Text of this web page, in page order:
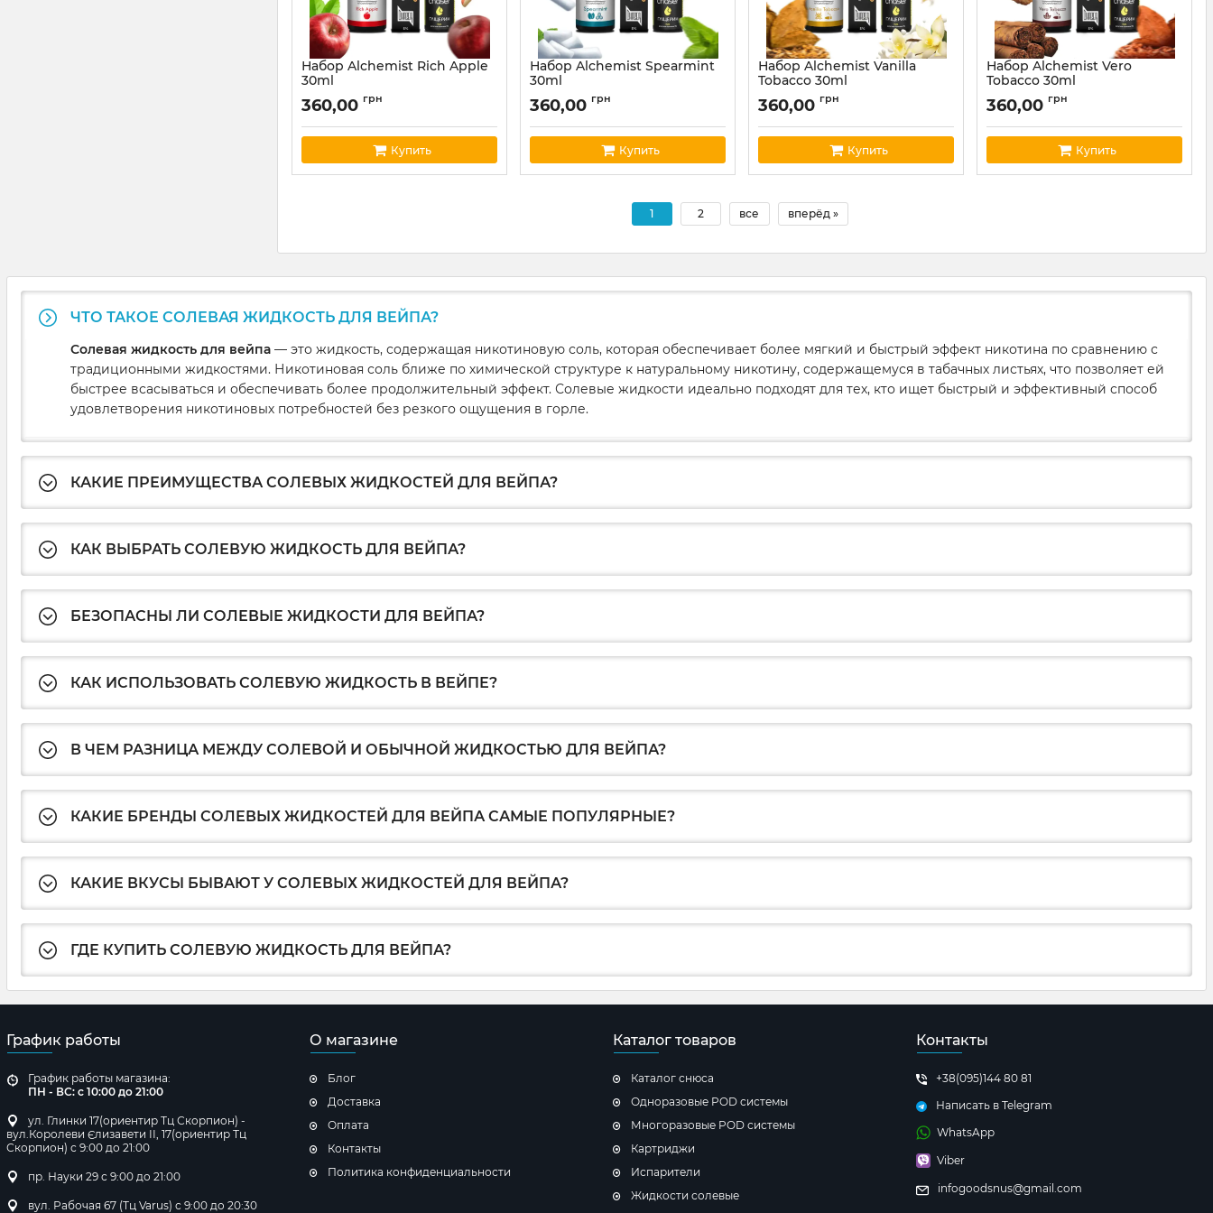
Набор Alchemist Rich Apple
30ml
Артикул:alchemist38
360,00 грн
Купить
Набор Alchemist Spearmint
30ml
Артикул:alchemist37
360,00 грн
Купить
Набор Alchemist Vanilla
Tobacco 30ml
Артикул:alchemist36
360,00 грн
Купить
Набор Alchemist Vero
Tobacco 30ml
Артикул:alchemist35
360,00 грн
Купить
1 2 все вперёд »
ЧТО ТАКОЕ СОЛЕВАЯ ЖИДКОСТЬ ДЛЯ ВЕЙПА?
Солевая жидкость для вейпа — это жидкость, содержащая никотиновую соль, которая обеспечивает более мягкий и быстрый эффект никотина по сравнению с
традиционными жидкостями. Никотиновая соль ближе по химической структуре к натуральному никотину, содержащемуся в табачных листьях, что позволяет ей
быстрее всасываться и обеспечивать более продолжительный эффект. Солевые жидкости идеально подходят для тех, кто ищет быстрый и эффективный способ
удовлетворения никотиновых потребностей без резкого ощущения в горле.
КАКИЕ ПРЕИМУЩЕСТВА СОЛЕВЫХ ЖИДКОСТЕЙ ДЛЯ ВЕЙПА?
КАК ВЫБРАТЬ СОЛЕВУЮ ЖИДКОСТЬ ДЛЯ ВЕЙПА?
БЕЗОПАСНЫ ЛИ СОЛЕВЫЕ ЖИДКОСТИ ДЛЯ ВЕЙПА?
КАК ИСПОЛЬЗОВАТЬ СОЛЕВУЮ ЖИДКОСТЬ В ВЕЙПЕ?
В ЧЕМ РАЗНИЦА МЕЖДУ СОЛЕВОЙ И ОБЫЧНОЙ ЖИДКОСТЬЮ ДЛЯ ВЕЙПА?
КАКИЕ БРЕНДЫ СОЛЕВЫХ ЖИДКОСТЕЙ ДЛЯ ВЕЙПА САМЫЕ ПОПУЛЯРНЫЕ?
КАКИЕ ВКУСЫ БЫВАЮТ У СОЛЕВЫХ ЖИДКОСТЕЙ ДЛЯ ВЕЙПА?
ГДЕ КУПИТЬ СОЛЕВУЮ ЖИДКОСТЬ ДЛЯ ВЕЙПА?
График работы
График работы магазина:
ПН - ВС: с 10:00 до 21:00
ул. Глинки 17(ориентир Тц Скорпион) -
вул.Королеви Єлизавети ІІ, 17(ориентир Тц
Скорпион) с 9:00 до 21:00
пр. Науки 29 с 9:00 до 21:00
вул. Рабочая 67 (Тц Varus) с 9:00 до 20:30
О магазине
Блог
Доставка
Оплата
Контакты
Политика конфиденциальности
Каталог товаров
Каталог снюса
Одноразовые POD системы
Многоразовые POD системы
Картриджи
Испарители
Жидкости солевые
Контакты
+38(095)144 80 81
Написать в Telegram
WhatsApp
Viber
infogoodsnus@gmail.com